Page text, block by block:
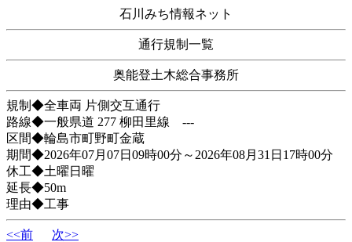
石川みち情報ネット
通行規制一覧
奥能登土木総合事務所
規制◆全車両 片側交互通行
路線◆一般県道 277 柳田里線 ---
区間◆輪島市町野町金蔵
期間◆2026年07月07日09時00分～2026年08月31日17時00分
休工◆土曜日曜
延長◆50m
理由◆工事
<<前 次>>